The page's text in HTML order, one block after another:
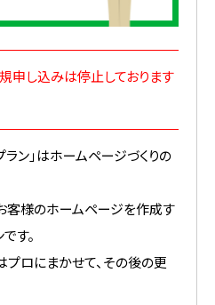
申し込みは停止しております
ン」はホームページづくりの
客様のホームページを作成す
す。
ロにまかせて、その後の更